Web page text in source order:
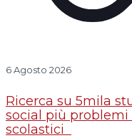
6 Agosto 2026
Ricerca su 5mila
social più problemi
scolastici